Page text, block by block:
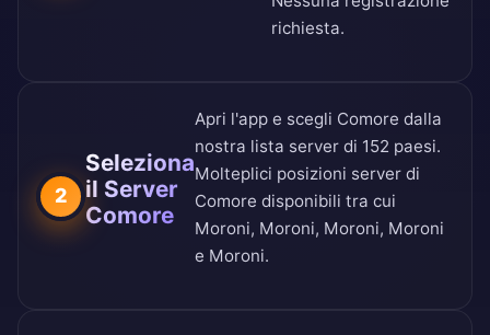
richiesta.
2
Seleziona
il Server
Comore
Apri l'app e scegli Comore dalla
nostra lista server di 152 paesi.
Molteplici posizioni server di
Comore disponibili tra cui
Moroni, Moroni, Moroni, Moroni
e Moroni.